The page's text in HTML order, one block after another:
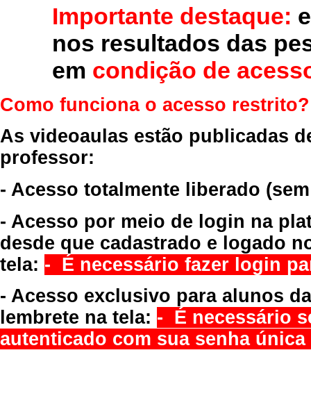
Importante destaque:
nos resultados das
em condição de
Como funciona o acesso restrito?
As videoaulas estão publicadas
professor:
- Acesso totalmente liberado
- Acesso por meio de login na
desde que cadastrado e logado
tela: - É necessário fazer login
- Acesso exclusivo para alunos
lembrete na tela: - É necessário
autenticado com sua senha